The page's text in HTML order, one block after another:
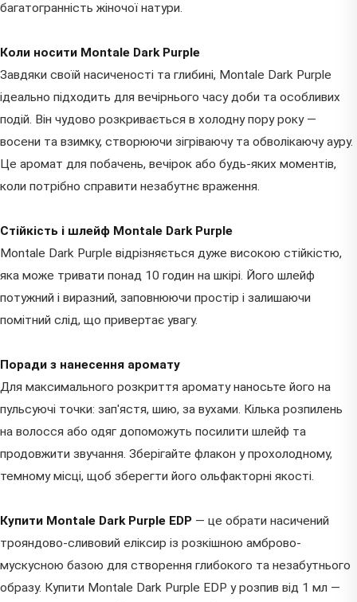
багатогранність жіночої натури.
Коли носити Montale Dark Purple
Завдяки своїй насиченості та глибині, Montale Dark Purple
ідеально підходить для вечірнього часу доби та особливих
подій. Він чудово розкривається в холодну пору року —
восени та взимку, створюючи зігріваючу та обволікаючу ауру.
Це аромат для побачень, вечірок або будь-яких моментів,
коли потрібно справити незабутнє враження.
Стійкість і шлейф Montale Dark Purple
Montale Dark Purple відрізняється дуже високою стійкістю,
яка може тривати понад 10 годин на шкірі. Його шлейф
потужний і виразний, заповнюючи простір і залишаючи
помітний слід, що привертає увагу.
Поради з нанесення аромату
Для максимального розкриття аромату наносьте його на
пульсуючі точки: зап'ястя, шию, за вухами. Кілька розпилень
на волосся або одяг допоможуть посилити шлейф та
продовжити звучання. Зберігайте флакон у прохолодному,
темному місці, щоб зберегти його ольфакторні якості.
Купити Montale Dark Purple EDP — це обрати насичений
трояндово-сливовий еліксир із розкішною амброво-
мускусною базою для створення глибокого та незабутнього
образу. Купити Montale Dark Purple EDP у розпив від 1 мл —